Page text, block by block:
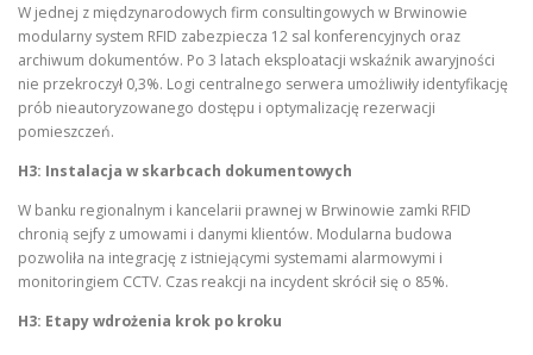
W jednej z międzynarodowych firm consultingowych w Brwinowie
modularny system RFID zabezpiecza 12 sal konferencyjnych oraz
archiwum dokumentów. Po 3 latach eksploatacji wskaźnik awaryjności
nie przekroczył 0,3%. Logi centralnego serwera umożliwiły identyfikację
prób nieautoryzowanego dostępu i optymalizację rezerwacji
pomieszczeń.
H3: Instalacja w skarbcach dokumentowych
W banku regionalnym i kancelarii prawnej w Brwinowie zamki RFID
chronią sejfy z umowami i danymi klientów. Modularna budowa
pozwoliła na integrację z istniejącymi systemami alarmowymi i
monitoringiem CCTV. Czas reakcji na incydent skrócił się o 85%.
H3: Etapy wdrożenia krok po kroku